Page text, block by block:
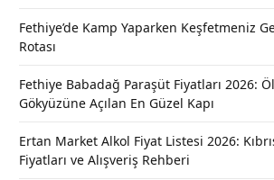
Fethiye’de Kamp Yaparken Keşfetmeniz
Rotası
Fethiye Babadağ Paraşüt Fiyatları 2026:
Gökyüzüne Açılan En Güzel Kapı
Ertan Market Alkol Fiyat Listesi 2026:
Fiyatları ve Alışveriş Rehberi